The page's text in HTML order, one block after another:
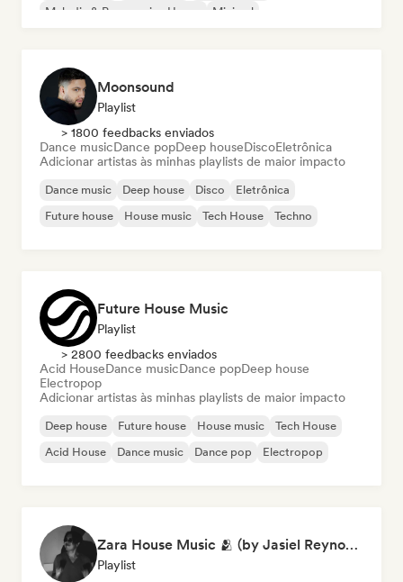
Melodic & Progressive House
Minimal
Moonsound
Playlist
> 1800 feedbacks enviados
Dance musicDance popDeep houseDiscoEletrônica
Adicionar artistas às minhas playlists de maior impacto
Dance music Deep house Disco
Eletrônica
Future house
House music Tech House Techno
Future House Music
Playlist
> 2800 feedbacks enviados
Acid HouseDance musicDance popDeep house
Electropop
Adicionar artistas às minhas playlists de maior impacto
Deep house Future house House music
Tech House
Acid House
Dance music Dance pop Electropop
Zara House Music 🫂 (by Jasiel Reynoso)
Playlist